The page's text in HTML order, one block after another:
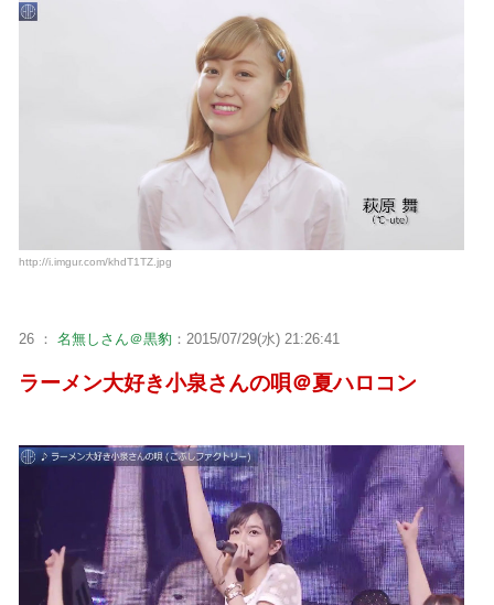
http://i.imgur.com/khdT1TZ.jpg
26 ： 名無しさん＠黒豹 ：2015/07/29(水) 21:26:41
ラーメン大好き小泉さんの唄＠夏ハロコン